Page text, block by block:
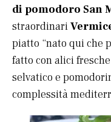
di pomodoro San
straordinari
piatto “nato qui che
fatto con alici
selvatico e
complessità